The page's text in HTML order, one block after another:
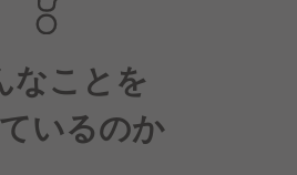
なことを
いるのか